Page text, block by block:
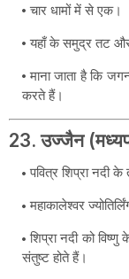
चार धामों में से एक।
यहाँ के समुद्र तट और
माना जाता है कि
करते हैं।
23. उज्जैन
पवित्र शिप्रा नदी के
महाकालेश्वर
शिप्रा नदी को
संतुष्ट होते हैं।